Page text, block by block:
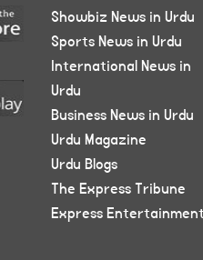
Showbiz News in Urdu
Sports News in Urdu
International News in
Urdu
Business News in Urdu
Urdu Magazine
Urdu Blogs
The Express Tribune
Express Entertainment